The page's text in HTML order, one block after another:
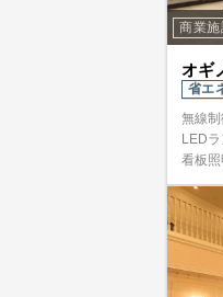
商業
オギ
省エ
無線
LED
看板